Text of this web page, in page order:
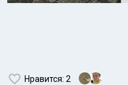
Нравится: 2